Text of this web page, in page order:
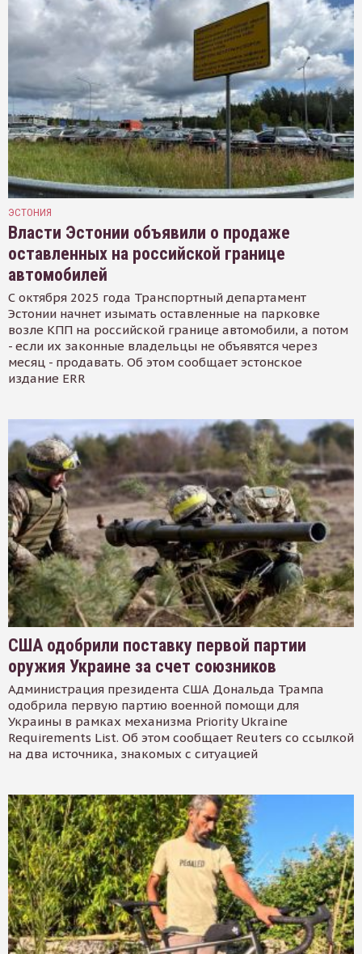
ЭСТОНИЯ
Власти Эстонии объявили о продаже
оставленных на российской границе
автомобилей
С октября 2025 года Транспортный департамент
Эстонии начнет изымать оставленные на парковке
возле КПП на российской границе автомобили, а потом
- если их законные владельцы не объявятся через
месяц - продавать. Об этом сообщает эстонское
издание ERR
США одобрили поставку первой партии
оружия Украине за счет союзников
Администрация президента США Дональда Трампа
одобрила первую партию военной помощи для
Украины в рамках механизма Priority Ukraine
Requirements List. Об этом сообщает Reuters со ссылкой
на два источника, знакомых с ситуацией